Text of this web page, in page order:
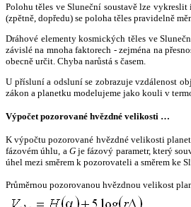
Polohu těles ve Sluneční soustavě lze
(zpětně, dopředu) se poloha těles pravidelně
Dráhové elementy kosmických těles ve
závislé na mnoha faktorech - zejména na
obecně určit. Chyba narůstá s časem.
U přísluní a odsluní se zobrazuje vzdálenost
zákon a planetku modelujeme jako kouli v
Výpočet pozorované hvězdné velikosti …
K výpočtu pozorované hvězdné velikosti
fázovém úhlu, a Gje fázový parametr, který
úhel mezi směrem k pozorovateli a směrem ke
Průměrnou pozorovanou hvězdnou velikost